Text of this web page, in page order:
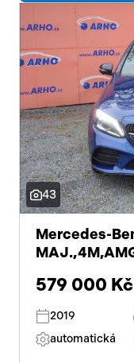
43
Mercedes-
579 000 Kč
2019
automatická